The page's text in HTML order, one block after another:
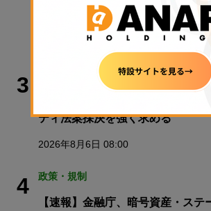
最終的に100万ドル以上に」
2026年8月6日 08:45
3
ティ法案採決を強く求める
2026年8月6日 08:00
4 政策・規制
【速報】金融庁、暗号資産・ステ